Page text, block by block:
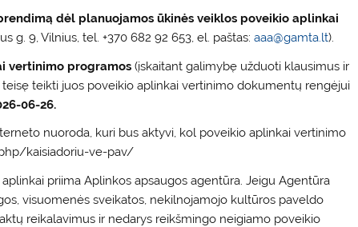
dėl planuojamos ūkinės veiklos poveikio aplinkai
g. 9, Vilnius, tel. +370 682 92 653, el. paštas:aaa@gamta.lt).
vertinimo programos (įskaitant galimybę užduoti klausimus ir
teikti juos poveikio aplinkai vertinimo dokumentų rengėjui
06-26.
nuoroda, kuri bus aktyvi, kol poveikio aplinkai vertinimo
kaisiadoriu-ve-pav/
priima Aplinkos apsaugos agentūra. Jeigu Agentūra
visuomenės sveikatos, nekilnojamojo kultūros paveldo
reikalavimus ir nedarys reikšmingo neigiamo poveikio